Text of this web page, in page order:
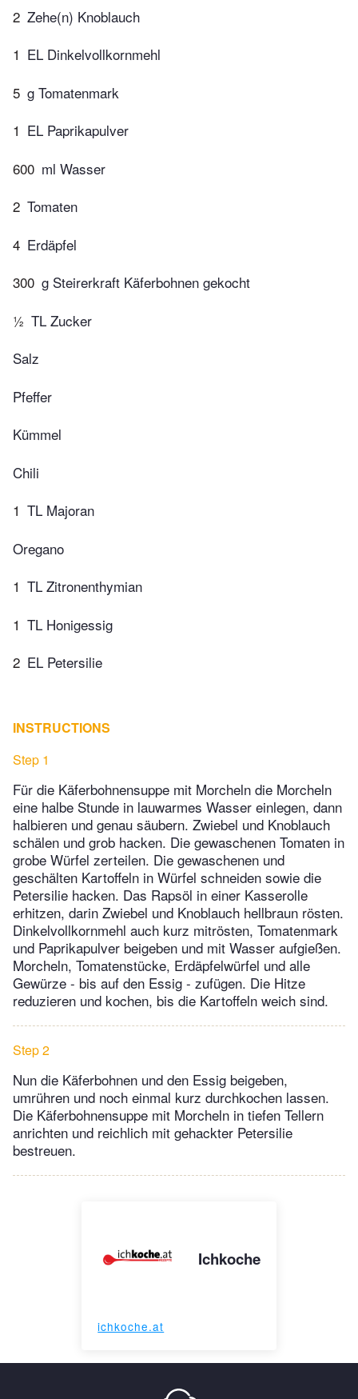
2 Zehe(n) Knoblauch
1 EL Dinkelvollkornmehl
5 g Tomatenmark
1 EL Paprikapulver
600 ml Wasser
2 Tomaten
4 Erdäpfel
300 g Steirerkraft Käferbohnen gekocht
½ TL Zucker
Salz
Pfeffer
Kümmel
Chili
1 TL Majoran
Oregano
1 TL Zitronenthymian
1 TL Honigessig
2 EL Petersilie
INSTRUCTIONS
Step 1
Für die Käferbohnensuppe mit Morcheln die Morcheln
eine halbe Stunde in lauwarmes Wasser einlegen, dann
halbieren und genau säubern. Zwiebel und Knoblauch
schälen und grob hacken. Die gewaschenen Tomaten in
grobe Würfel zerteilen. Die gewaschenen und
geschälten Kartoffeln in Würfel schneiden sowie die
Petersilie hacken. Das Rapsöl in einer Kasserolle
erhitzen, darin Zwiebel und Knoblauch hellbraun rösten.
Dinkelvollkornmehl auch kurz mitrösten, Tomatenmark
und Paprikapulver beigeben und mit Wasser aufgießen.
Morcheln, Tomatenstücke, Erdäpfelwürfel und alle
Gewürze - bis auf den Essig - zufügen. Die Hitze
reduzieren und kochen, bis die Kartoffeln weich sind.
Step 2
Nun die Käferbohnen und den Essig beigeben,
umrühren und noch einmal kurz durchkochen lassen.
Die Käferbohnensuppe mit Morcheln in tiefen Tellern
anrichten und reichlich mit gehackter Petersilie
bestreuen.
Ichkoche
ichkoche.at